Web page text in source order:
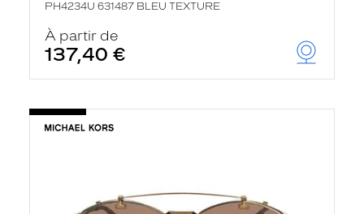
PH4234U 631487 BLEU TEXTURE
À partir de
137,40 €